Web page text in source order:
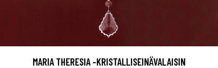
MARIA THERESIA -KRISTALLISEINÄVALAISIN